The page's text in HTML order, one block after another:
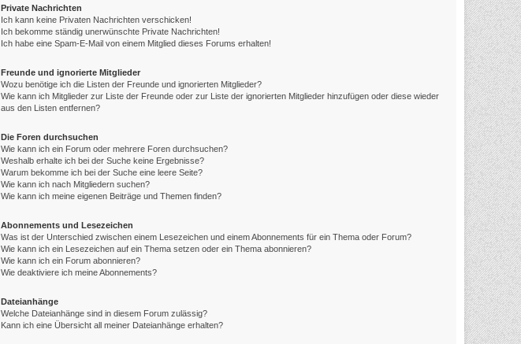
Private Nachrichten
Ich kann keine Privaten Nachrichten verschicken!
Ich bekomme ständig unerwünschte Private Nachrichten!
Ich habe eine Spam-E-Mail von einem Mitglied dieses Forums erhalten!
Freunde und ignorierte Mitglieder
Wozu benötige ich die Listen der Freunde und ignorierten Mitglieder?
Wie kann ich Mitglieder zur Liste der Freunde oder zur Liste der ignorierten Mitglieder hinzufügen oder diese wieder
aus den Listen entfernen?
Die Foren durchsuchen
Wie kann ich ein Forum oder mehrere Foren durchsuchen?
Weshalb erhalte ich bei der Suche keine Ergebnisse?
Warum bekomme ich bei der Suche eine leere Seite?
Wie kann ich nach Mitgliedern suchen?
Wie kann ich meine eigenen Beiträge und Themen finden?
Abonnements und Lesezeichen
Was ist der Unterschied zwischen einem Lesezeichen und einem Abonnements für ein Thema oder Forum?
Wie kann ich ein Lesezeichen auf ein Thema setzen oder ein Thema abonnieren?
Wie kann ich ein Forum abonnieren?
Wie deaktiviere ich meine Abonnements?
Dateianhänge
Welche Dateianhänge sind in diesem Forum zulässig?
Kann ich eine Übersicht all meiner Dateianhänge erhalten?